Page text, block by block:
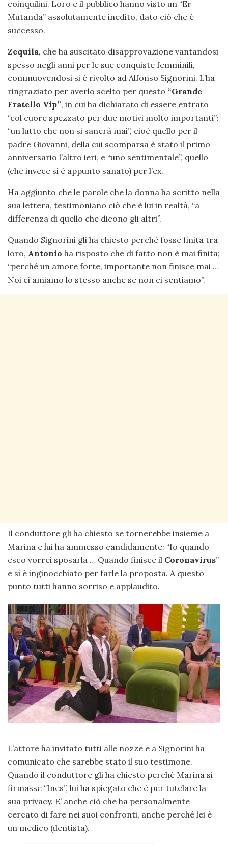
coinquilini. Loro e il pubblico hanno visto un “Er
Mutanda” assolutamente inedito, dato ciò che è
successo.
Zequila, che ha suscitato disapprovazione vantandosi
spesso negli anni per le sue conquiste femminili,
commuovendosi si è rivolto ad Alfonso Signorini. L’ha
ringraziato per averlo scelto per questo “Grande
Fratello Vip”, in cui ha dichiarato di essere entrato
“col cuore spezzato per due motivi molto importanti”:
“un lutto che non si sanerà mai”, cioè quello per il
padre Giovanni, della cui scomparsa è stato il primo
anniversario l’altro ieri, e “uno sentimentale”, quello
(che invece si è appunto sanato) per l’ex.
Ha aggiunto che le parole che la donna ha scritto nella
sua lettera, testimoniano ciò che è lui in realtà, “a
differenza di quello che dicono gli altri”.
Quando Signorini gli ha chiesto perché fosse finita tra
loro, Antonio ha risposto che di fatto non è mai finita;
“perché un amore forte, importante non finisce mai …
Noi ci amiamo lo stesso anche se non ci sentiamo”.
Il conduttore gli ha chiesto se tornerebbe insieme a
Marina e lui ha ammesso candidamente: “Io quando
esco vorrei sposarla … Quando finisce il Coronavirus”
e si è inginocchiato per farle la proposta. A questo
punto tutti hanno sorriso e applaudito.
L’attore ha invitato tutti alle nozze e a Signorini ha
comunicato che sarebbe stato il suo testimone.
Quando il conduttore gli ha chiesto perché Marina si
firmasse “Ines”, lui ha spiegato che è per tutelare la
sua privacy. E’ anche ciò che ha personalmente
cercato di fare nei suoi confronti, anche perché lei è
un medico (dentista).